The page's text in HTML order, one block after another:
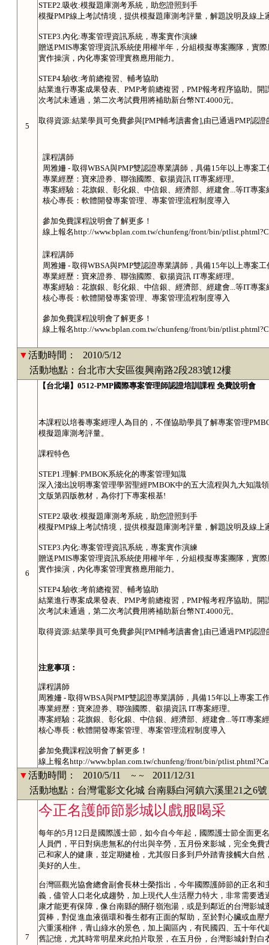
5
STEP2.吸收:模擬題庫測考系統，助您證照到手
模擬PMP線上考試情境，提供模擬題庫測考評量，解題說明及線
STEP3.內化:專案管理資訊系統，專案實作演練
贈送PMIS專案管理資訊系統使用權半年，分組模擬專案團隊，實
實作操演，內化專案管理實務應用能力。
STEP4.驗收:考前總複習、輔考協助
結業進行專案成果發表、PMP考前總複習，PMP報考程序協助。
次考試未通過，第二次考試費用將補助新台幣NT.4000元。
取得資源:結業學員可免費參與[PMP輔考讀書會],由已通過PMP認
課程講師
周雅姍 - 取得WBSA與PMP雙認證專業講師，具備15年以上專案
專業經歷：寶來證券、聯強國際、叡揚資訊 IT專案經理。
專案經驗：花旗銀、彰化銀、中信銀、經濟部、經建會...等IT專案
核心專長：軟體開發專案管理、專案管理流程制度導入
參加免費課程說明會了解更多！
線上報名http://www.bplan.com.tw/chunfeng/front/bin/
課程講師
周雅姍 - 取得WBSA與PMP雙認證專業講師，具備15年以上專案
專業經歷：寶來證券、聯強國際、叡揚資訊 IT專案經理。
專案經驗：花旗銀、彰化銀、中信銀、經濟部、經建會...等IT專案
核心專長：軟體開發專案管理、專案管理流程制度導入
參加免費課程說明會了解更多！
線上報名http://www.bplan.com.tw/chunfeng/front/bin/
▼活動時間：
2010/5/12
活動地點：台北市大安區復興南路2段283號12樓
6
【台北場】0512-PMP國際專案管理師認證培訓課程 免費說明會
本課程以培養專案經理人為目的，不僅協助學員了解專案管理
模擬題庫測考評量。
課程特色
STEP1.理解:PMBOK系統化的專案管理知識
深入淺出說明專案管理學習聖經PMBOK中的五大流程與九大知識
文版第四版教材，為你打下專案根基!
STEP2.吸收:模擬題庫測考系統，助您證照到手
模擬PMP線上考試情境，提供模擬題庫測考評量，解題說明及線
STEP3.內化:專案管理資訊系統，專案實作演練
贈送PMIS專案管理資訊系統使用權半年，分組模擬專案團隊，實
實作操演，內化專案管理實務應用能力。
STEP4.驗收:考前總複習、輔考協助
結業進行專案成果發表、PMP考前總複習，PMP報考程序協助。
次考試未通過，第二次考試費用將補助新台幣NT.4000元。
取得資源:結業學員可免費參與[PMP輔考讀書會],由已通過PMP認
注意事項：
課程講師
周雅姍 - 取得WBSA與PMP雙認證專業講師，具備15年以上專案工
專業經歷：寶來證券、聯強國際、叡揚資訊 IT專案經理。
專案經驗：花旗銀、彰化銀、中信銀、經濟部、經建會...等IT專案
核心專長：軟體開發專案管理、專案管理流程制度導入
參加免費課程說明會了解更多！
線上報名http://www.bplan.com.tw/chunfeng/front/bin/
▼活動時間： 2010/5/11 ～～
2011/12/31
活動地點：台灣電影文化城 台南縣白河鎮六溪里21之6號
7
今正名護師節影城以戲服喝采
每年的5月12日是國際護士節，如今自今年起，國際護士節全面更
人員們，平日對病患無私的付出與辛勞，五月份來影城，完全免
己和家人的健康，並定期健檢，尤其假日多到戶外踏青接觸大自
美好的人生。
台灣區觀光協會總會副會長林士榮指出，今年國際護師節的正名
義，儘管人口老化成趨勢，加上現代人生活壓力特大，非常需要
康才能更有保障，像台南縣的關仔嶺泡湯，或是到鄰近的台灣影
質棒，對促進血液循環和養生都有正面的幫助，至於對心臟或血
六重溪相伴，青山綠水的景色，加上園區內，有民國四、五十年
舊記憶，尤其時常明星來此拍片取景，在五月份，台灣影城針對